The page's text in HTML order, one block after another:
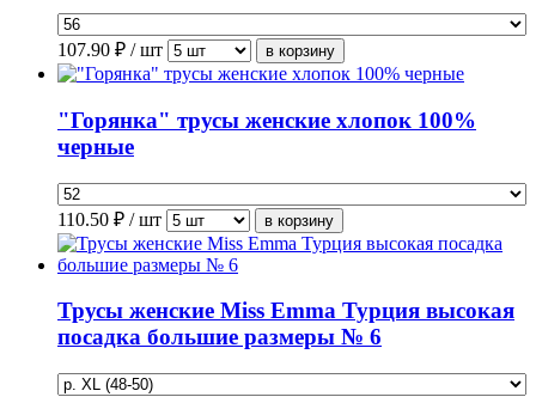
107.90 ₽ / шт
"Горянка" трусы женские хлопок 100%
черные
110.50 ₽ / шт
Трусы женские Miss Emma Турция высокая
посадка большие размеры № 6